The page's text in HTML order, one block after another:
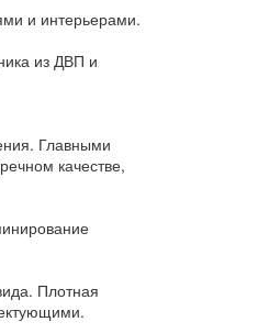
и интерьерами.
из ДВП и
Главными
качестве,
Плотная